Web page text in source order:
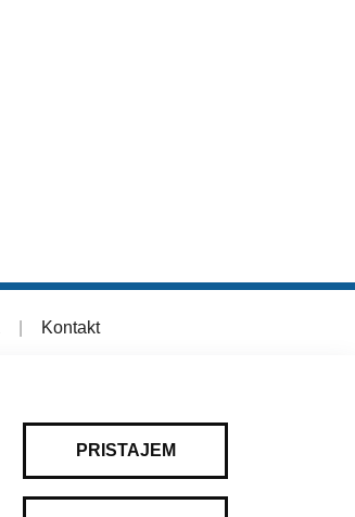
Kontakt
PRISTAJEM